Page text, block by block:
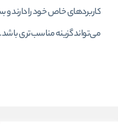
کاربردهای خاص خود را دارند و
می‌تواند گزینه مناسب‌تری باشد.